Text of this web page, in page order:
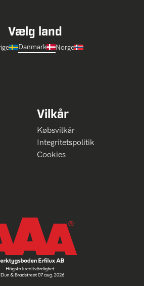
Vælg land
Danmark Norge
Vilkår
Købsvilkår
Integritetspolitik
Cookies